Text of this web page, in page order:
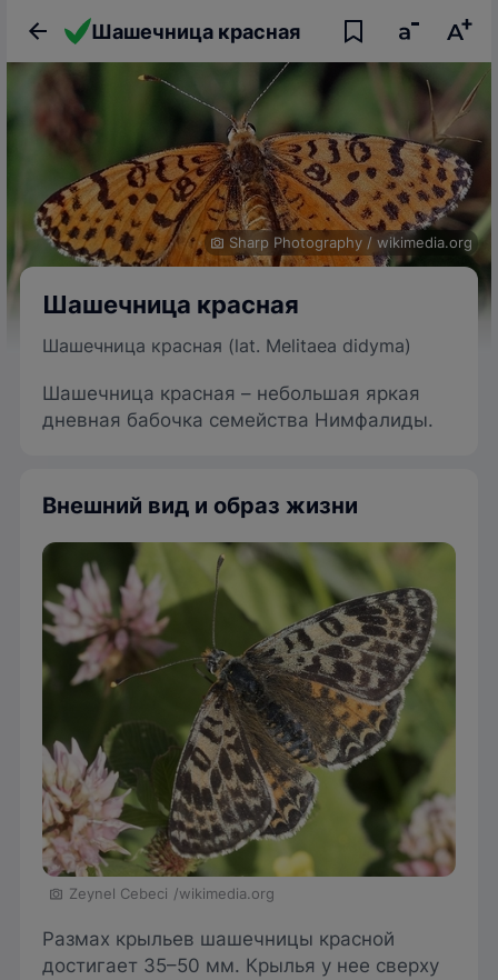
Шашечница красная
Sharp Photography / wikimedia.org
Шашечница красная
Шашечница красная (lat. Melitaea didyma)
Шашечница красная – небольшая яркая
дневная бабочка семейства Нимфалиды.
Внешний вид и образ жизни
Zeynel Cebeci /wikimedia.org
Размах крыльев шашечницы красной
достигает 35–50 мм. Крылья у нее сверху